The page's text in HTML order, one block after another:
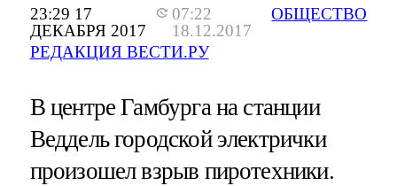
23:29 17
ДЕКАБРЯ 2017
07:22
18.12.2017
РЕДАКЦИЯ ВЕСТИ.РУ
ОБЩЕСТВО
В центре Гамбурга на станции
Веддель городской электрички
произошел взрыв пиротехники.